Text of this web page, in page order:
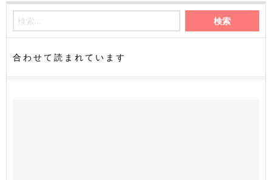
合わせて読まれています